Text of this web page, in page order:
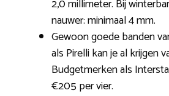
2,0 millimeter. Bij
nauwer: minimaal 4 mm.
Gewoon goede banden
als Pirelli kan je al krijgen
Budgetmerken als
€205 per vier.